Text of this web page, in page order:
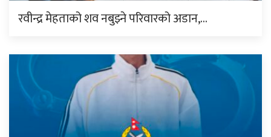
रवीन्द्र मेहताको शव नबुझ्ने परिवारको अडान,…